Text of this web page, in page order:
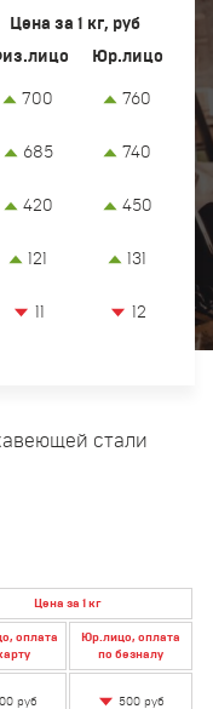
в Челябинске
Цена за 1 кг, руб
Юр.лицо
700 760
685 740
420 450
121 131
12
стали
Цена за 1 кг
оплата
Юр.лицо, оплата
по безналу
руб 500 руб